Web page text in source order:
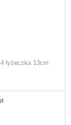
łyżeczka 13cm